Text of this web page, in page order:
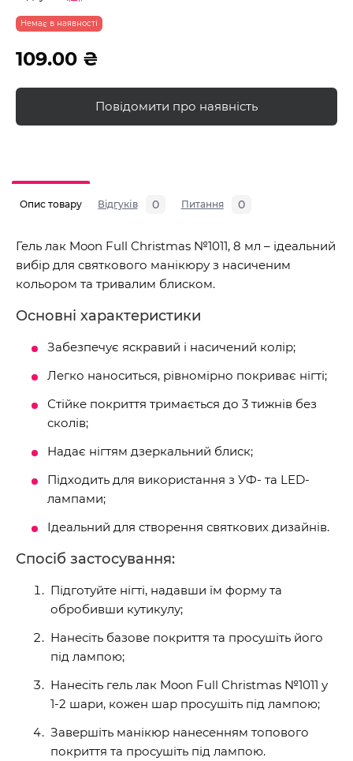
Немає в наявності
109.00 ₴
Повідомити про наявність
Опис товару Відгуків 0 Питання 0
Гель лак Moon Full Christmas №1011, 8 мл – ідеальний
вибір для святкового манікюру з насиченим
кольором та тривалим блиском.
Основні характеристики
Забезпечує яскравий і насичений колір;
Легко наноситься, рівномірно покриває нігті;
Стійке покриття тримається до 3 тижнів без
сколів;
Надає нігтям дзеркальний блиск;
Підходить для використання з УФ- та LED-
лампами;
Ідеальний для створення святкових дизайнів.
Спосіб застосування:
Підготуйте нігті, надавши їм форму та
обробивши кутикулу;
Нанесіть базове покриття та просушіть його
під лампою;
Нанесіть гель лак Moon Full Christmas №1011 у
1-2 шари, кожен шар просушіть під лампою;
Завершіть манікюр нанесенням топового
покриття та просушіть під лампою.